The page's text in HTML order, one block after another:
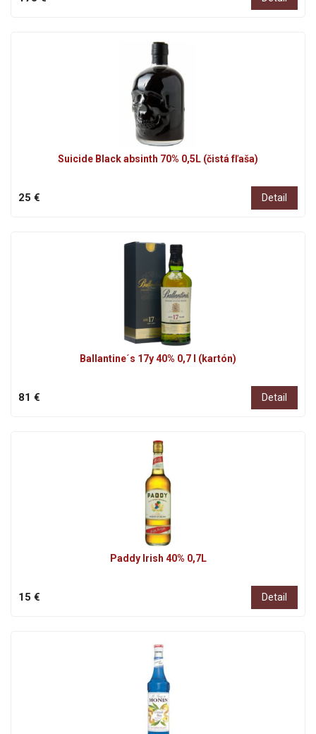
Suicide Black absinth 70% 0,5L (čistá fľaša)
25 € Detail
Ballantine´s 17y 40% 0,7 l (kartón)
81 € Detail
Paddy Irish 40% 0,7L
15 € Detail